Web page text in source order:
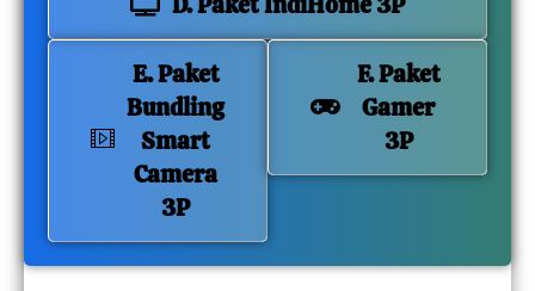
E. Paket
Bundling
Smart
Camera
3P
F. Paket
Gamer
3P